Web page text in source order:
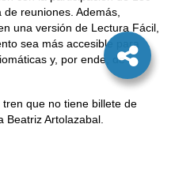
reuniones. Además,
una versión de Lectura Fácil,
sea más accesible para
y, por ende, de
que no tiene billete de
Beatriz Artolazabal.